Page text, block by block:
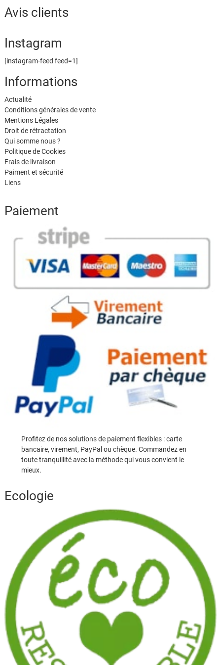
Avis clients
Instagram
[instagram-feed feed=1]
Informations
Actualité
Conditions générales de vente
Mentions Légales
Droit de rétractation
Qui somme nous ?
Politique de Cookies
Frais de livraison
Paiment et sécurité
Liens
Paiement
Profitez de nos solutions de paiement flexibles : carte
bancaire, virement, PayPal ou chèque. Commandez en
toute tranquillité avec la méthode qui vous convient le
mieux.
Ecologie